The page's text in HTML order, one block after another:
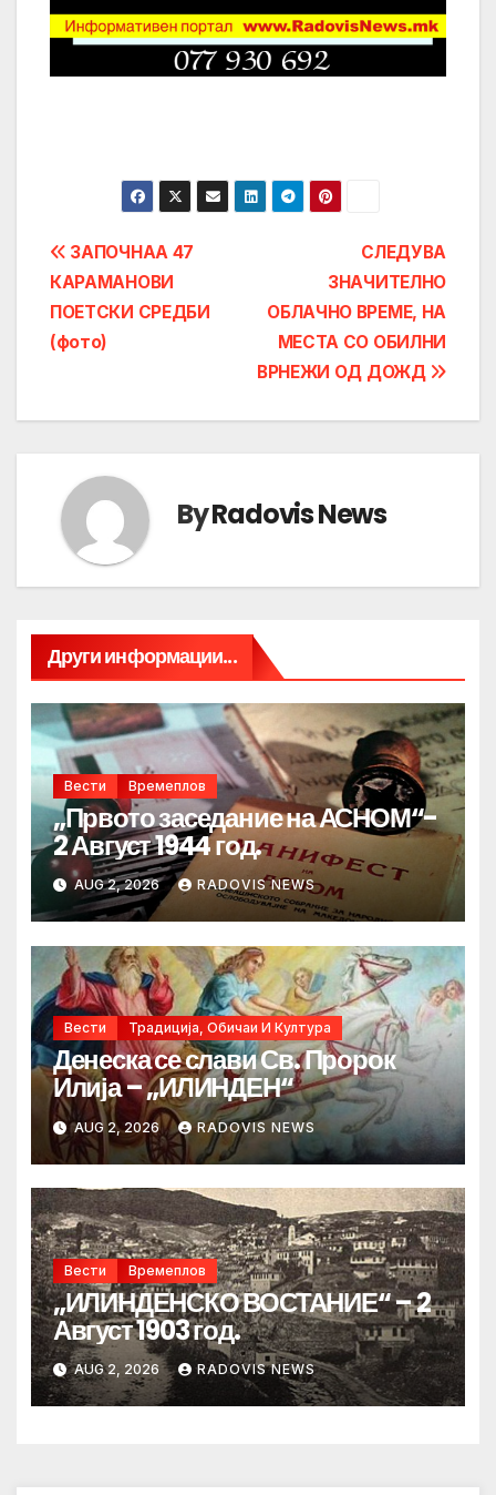
Post
navigation
СЛЕДУВА
ЗНАЧИТЕЛНО
ОБЛАЧНО ВРЕМЕ, НА
МЕСТА СО ОБИЛНИ
ВРНЕЖИ ОД ДОЖД
ЗАПОЧНАА 47
КАРАМАНОВИ
ПОЕТСКИ СРЕДБИ
(фото)
ByRadovis News
Други информации...
Вести Времеплов
„Првото заседание на АСНОМ“-
2 Август 1944 год.
AUG 2, 2026 RADOVIS NEWS
Вести Традиција, Обичаи И Култура
Денеска се слави Св. Пророк
Илија – „ИЛИНДЕН“
AUG 2, 2026 RADOVIS NEWS
Вести Времеплов
„ИЛИНДЕНСКО ВОСТАНИЕ“ – 2
Август 1903 год.
AUG 2, 2026 RADOVIS NEWS